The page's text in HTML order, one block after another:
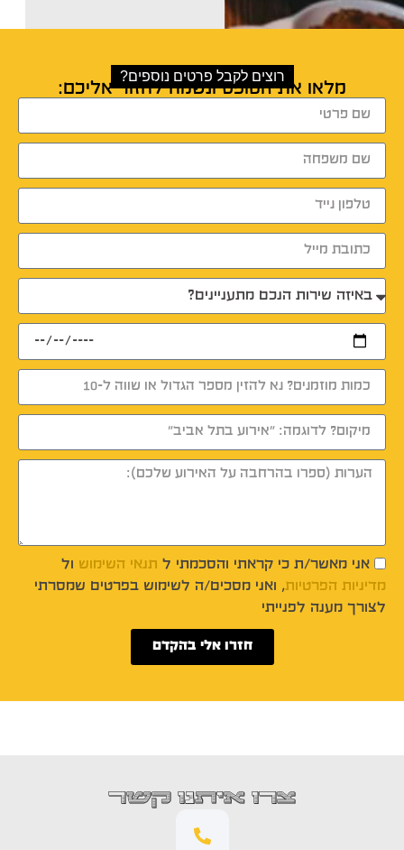
רוצים לקבל פרטים נוספים?
מלאו את הטופס ונשמח לחזור אליכם:
אני מאשר/ת כי קראתי והסכמתי ל תנאי השימוש ול
מדיניות הפרטיות, ואני מסכים/ה לשימוש בפרטים שמסרתי
לצורך מענה לפנייתי
חזרו אלי בהקדם
צרו איתנו קשר